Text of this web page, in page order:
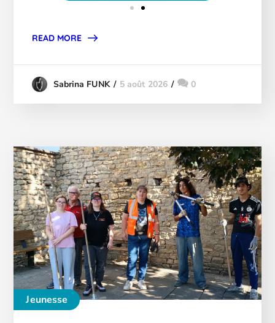
READ MORE
Sabrina FUNK 5 août 2026 0
Jeunesse